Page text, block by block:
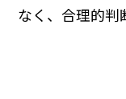
なく、合理的判